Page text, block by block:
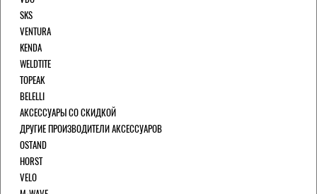
SKS
VENTURA
KENDA
WELDTITE
TOPEAK
BELELLI
АКСЕССУАРЫ СО СКИДКОЙ
ДРУГИЕ ПРОИЗВОДИТЕЛИ АКСЕССУАРОВ
OSTAND
HORST
VELO